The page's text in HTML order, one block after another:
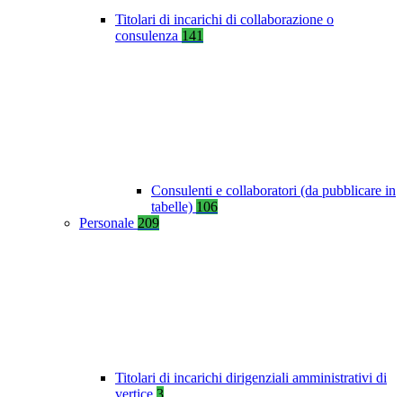
Titolari di incarichi di collaborazione o
consulenza 141
Consulenti e collaboratori (da pubblicare in
tabelle) 106
Personale 209
Titolari di incarichi dirigenziali amministrativi di